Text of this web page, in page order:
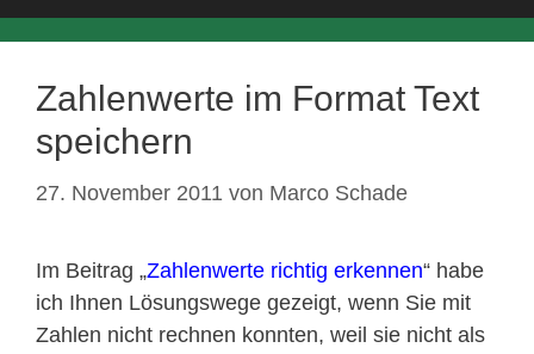
Zahlenwerte im Format Text
speichern
27. November 2011 von Marco Schade
Im Beitrag „Zahlenwerte richtig erkennen“ habe
ich Ihnen Lösungswege gezeigt, wenn Sie mit
Zahlen nicht rechnen konnten, weil sie nicht als